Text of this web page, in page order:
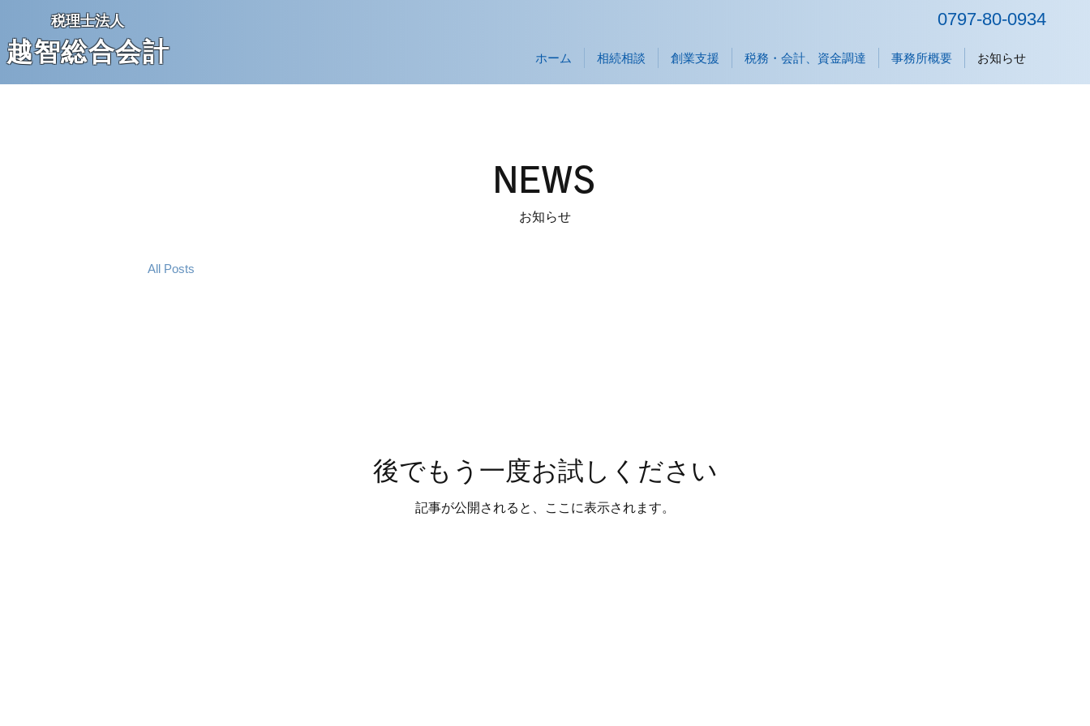
税理士法人
越智総合会計
0797-80-0934
ホーム 相続相談 創業支援 税務・会計、資金調達 事務所概要 お知らせ
お知らせ
NEWS
All Posts
後でもう一度お試しください
記事が公開されると、ここに表示されます。